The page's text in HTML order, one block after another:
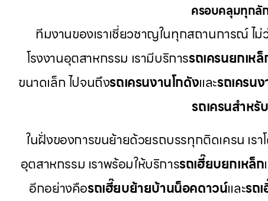
ครอบคลุมทุกลั
ทีมงานของเราเชี่ยวชาญในทุกสถานการณ์ ไม่
โรงงานอุตสาหกรรม เรามีบริการรถเครนยกเห
ขนาดเล็ก ไปจนถึงรถเครนงานโกดังและรถเครน
รถเครนสำหรั
ในฝั่งของการขนย้ายด้วยรถบรรทุกติดเครน เรา
อุตสาหกรรม เราพร้อมให้บริการรถเฮี๊ยบยกเหล็ก
อีกอย่างคือรถเฮี๊ยบย้ายบ้านน็อคดาวน์และรถ